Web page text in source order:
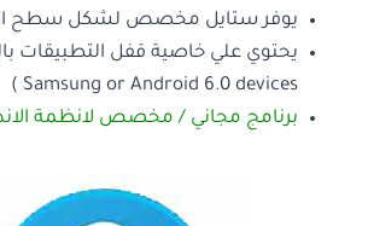
يوفر ستايل مخصص لشكل سطح
يحتوي علي خاصية قفل التطبيقات
Samsung or Android 6.0 devices )
برنامج مجاني / مخصص لانظمة